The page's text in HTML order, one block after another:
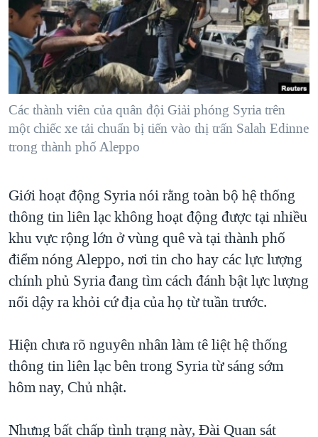
"Tìm"NGƯỜI VIỆT HẢI NGOẠI
ĐỜI SỐNG
KINH TẾ
KHOA HỌC
SỨC KHOẺ
VĂN HOÁ
GIÁO DỤC
TẠI
HÀNH TRÌNH BẦU CỬ 2024
MỘT NĂM CHIẾN TRANH TẠI DẢI GAZA
GIẢI MÃ VÀNH ĐAI & CON ĐƯỜNG
NGÀY TỊ NẠN THẾ GIỚI
TRỊNH VĨNH BÌNH - NGƯỜI HẠ 'BÊN THẮNG CUỘC'
GROUND ZERO – XƯA VÀ NAY
THƯỢNG ĐỈNH TRUMP-KIM TẠI VIỆT NAM
TRỊNH VĨNH BÌNH VS. CHÍNH PHỦ VIỆT NAM
NGƯ DÂN VIỆT VÀ LÀN SÓNG TRỘM HẢI SÂM
BÊN KIA QUỐC LỘ: TIẾNG VỌNG TỪ NÔNG THÔN MỸ
VIDEO
NGHE
MẠNG XÃ HỘI
Ngôn ngữ khác
Các thành viên của quân đội Giải phóng Syria trên
một chiếc xe tải chuẩn bị tiến vào thị trấn Salah Edinne
trong thành phố Aleppo
Giới hoạt động Syria nói rằng toàn bộ hệ thống
thông tin liên lạc không hoạt động được tại nhiều
khu vực rộng lớn ở vùng quê và tại thành phố
điểm nóng Aleppo, nơi tin cho hay các lực lượng
chính phủ Syria đang tìm cách đánh bật lực lượng
nổi dậy ra khỏi cứ địa của họ từ tuần trước.
Hiện chưa rõ nguyên nhân làm tê liệt hệ thống
thông tin liên lạc bên trong Syria từ sáng sớm
hôm nay, Chủ nhật.
Nhưng bất chấp tình trạng này, Đài Quan sát